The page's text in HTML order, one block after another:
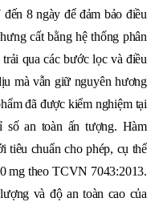
8 ngày để đảm bảo điều
cất bằng hệ thống phân
qua các bước lọc và điều
mà vẫn giữ nguyên hương
đã được kiểm nghiệm tại
an toàn ấn tượng. Hàm
tiêu chuẩn cho phép, cụ thể
mg theo TCVN 7043:2013.
và độ an toàn cao của